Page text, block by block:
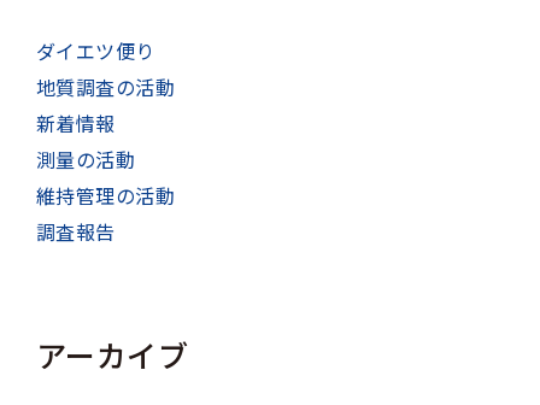
ダイエツ便り
地質調査の活動
新着情報
測量の活動
維持管理の活動
調査報告
アーカイブ